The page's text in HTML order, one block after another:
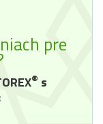
pre
® s